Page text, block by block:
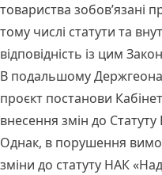
товариства зобов’язані
тому числі статути та
відповідність із цим
В подальшому
проєкт постанови
внесення змін до
Однак, в порушення
зміни до статуту НАК